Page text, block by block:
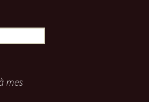
mes